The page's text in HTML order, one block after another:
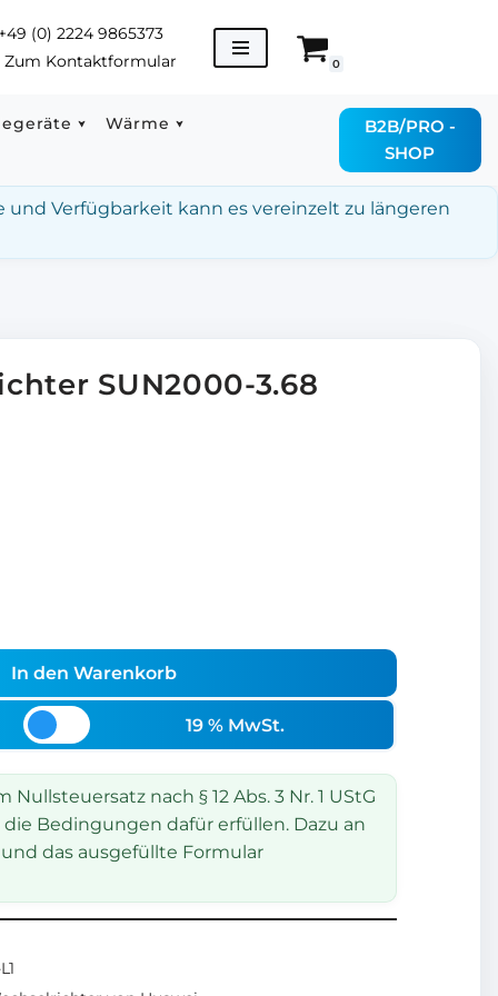
+49 (0) 2224 9865373
Zum Kontaktformular 0
Wärme
B2B/PRO -
SHOP
Verfügbarkeit kann es vereinzelt zu längeren
SUN2000-3.68
In den Warenkorb
19 % MwSt.
nach § 12 Abs. 3 Nr. 1 UStG
Bedingungen dafür erfüllen. Dazu an
das ausgefüllte Formular